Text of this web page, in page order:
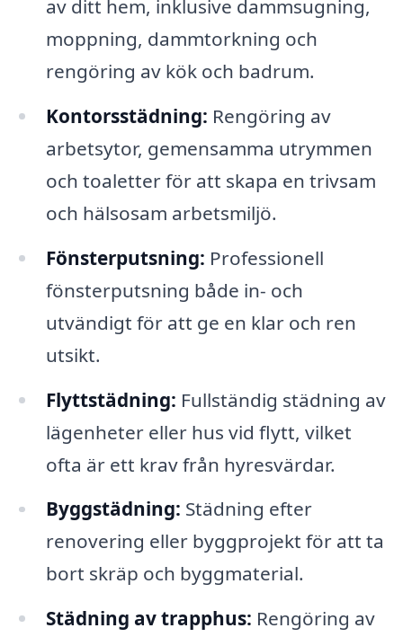
av ditt hem, inklusive dammsugning,
moppning, dammtorkning och
rengöring av kök och badrum.
Kontorsstädning: Rengöring av
arbetsytor, gemensamma utrymmen
och toaletter för att skapa en trivsam
och hälsosam arbetsmiljö.
Fönsterputsning: Professionell
fönsterputsning både in- och
utvändigt för att ge en klar och ren
utsikt.
Flyttstädning: Fullständig städning av
lägenheter eller hus vid flytt, vilket
ofta är ett krav från hyresvärdar.
Byggstädning: Städning efter
renovering eller byggprojekt för att ta
bort skräp och byggmaterial.
Städning av trapphus: Rengöring av